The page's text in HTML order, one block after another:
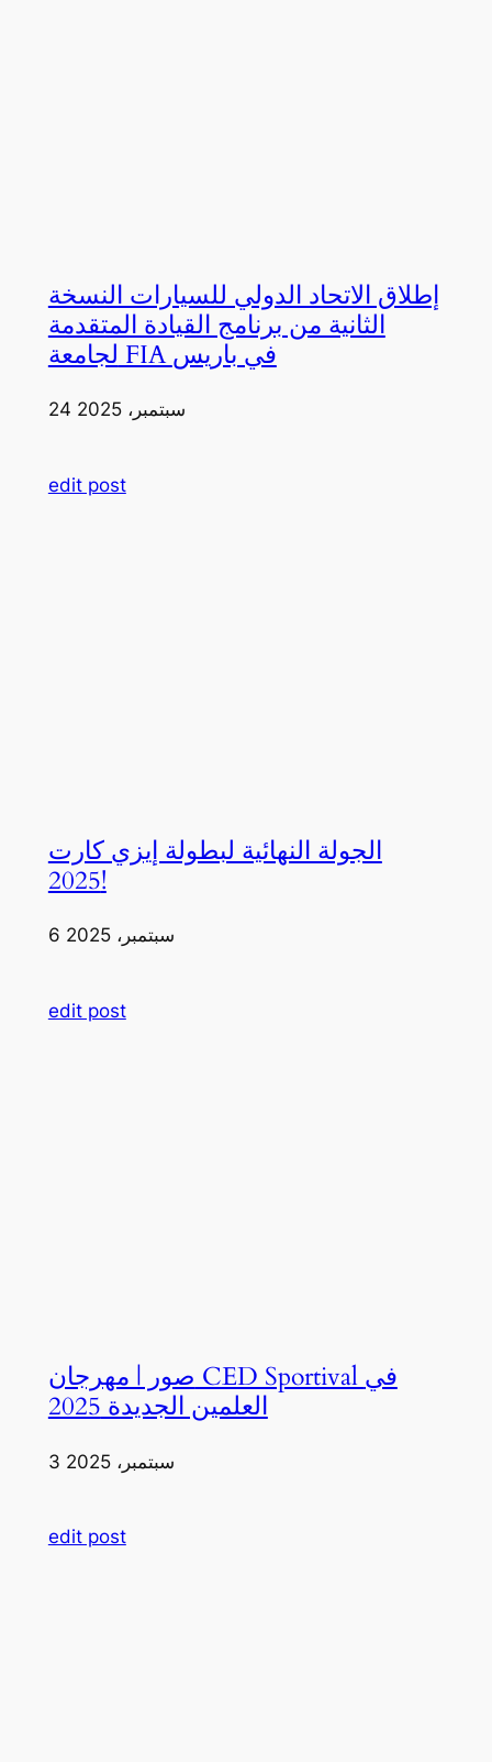
إطلاق الاتحاد الدولي للسيارات النسخة
الثانية من برنامج القيادة المتقدمة
لجامعة FIA في باريس
24 سبتمبر، 2025
edit post
الجولة النهائية لبطولة إيزي كارت
2025!
6 سبتمبر، 2025
edit post
صور | مهرجان CED Sportival في
العلمين الجديدة 2025
3 سبتمبر، 2025
edit post